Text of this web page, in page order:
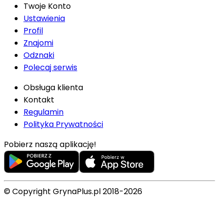
Twoje Konto
Ustawienia
Profil
Znajomi
Odznaki
Polecaj serwis
Obsługa klienta
Kontakt
Regulamin
Polityka Prywatności
Pobierz naszą aplikację!
© Copyright GrynaPlus.pl 2018-2026